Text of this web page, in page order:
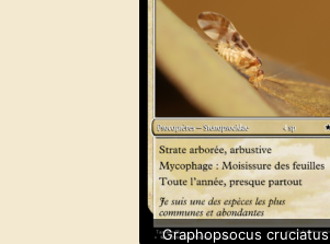
Graphopsocus cruciatus